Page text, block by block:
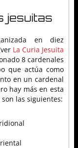
jesuitas
en diez
La Curia Jesuita
8 cardenales
que actúa como
en un cardenal
hay más en esta
las siguientes: